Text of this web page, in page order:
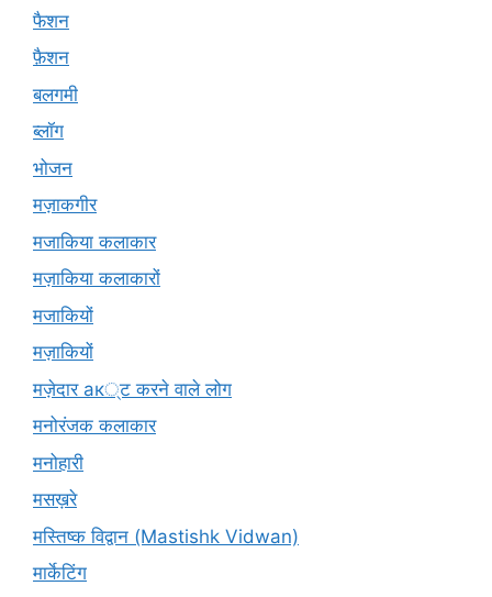
फैशन
फ़ैशन
बलगमी
ब्लॉग
भोजन
मज़ाकगीर
मजाकिया कलाकार
मज़ाकिया कलाकारों
मजाकियों
मज़ाकियों
मज़ेदार ак्ट करने वाले लोग
मनोरंजक कलाकार
मनोहारी
मसख़रे
मस्तिष्क विद्वान (Mastishk Vidwan)
मार्केटिंग